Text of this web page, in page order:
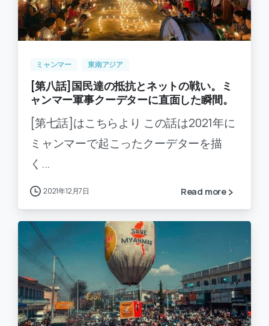
0
ミャンマー 東南アジア
[第八話]国民達の抵抗とネットの戦い。ミ
ャンマー軍事クーデターに直面した瞬間。
[第七話]はこちらより この話は2021年に
ミャンマーで起こったクーデターを描
く...
2021年12月7日 Read more
0 -